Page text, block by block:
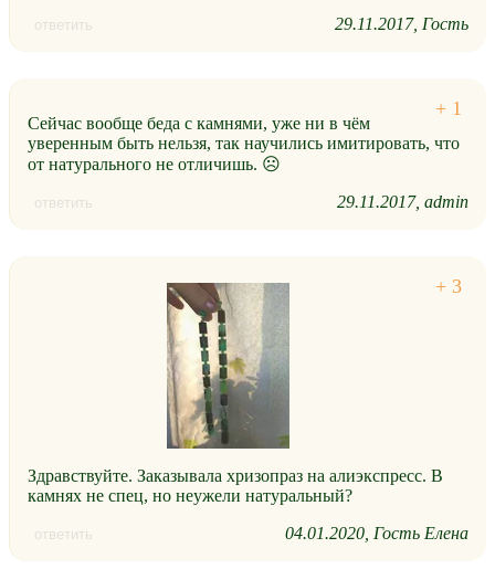
ответить 29.11.2017 Гость
Сейчас вообще беда с камнями, уже ни в чём
уверенным быть нельзя, так научились имитировать, что
от натурального не отличишь. ☹
ответить 29.11.2017 admin
Здравствуйте. Заказывала хризопраз на алиэкспресс. В
камнях не спец, но неужели натуральный?
ответить 04.01.2020 Гость Елена